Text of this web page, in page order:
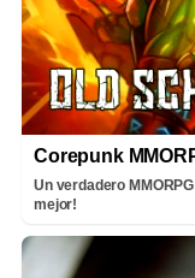
Corepunk
Un verdadero
mejor!